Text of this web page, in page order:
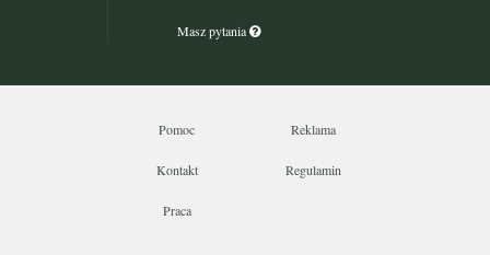
Masz pytania
Pomoc Reklama
Kontakt Regulamin
Praca